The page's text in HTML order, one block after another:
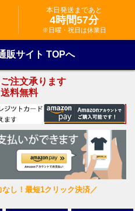
本日発送まであと
4時間57分
※日曜・祝日は休業日
販サイト TOPへ
注文承ります
料無料
し！最短1クリック決済／